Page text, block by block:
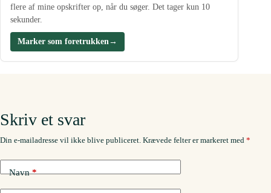
flere af mine opskrifter op, når du søger. Det tager kun 10
sekunder.
Marker som foretrukken→
Skriv et svar
Din e-mailadresse vil ikke blive publiceret. Krævede felter er markeret med *
Navn*